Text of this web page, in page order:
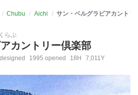
Chubu Aichi サン・ベルグラビアカントリ
らぶ
カントリー倶楽部
1995 opened 18H 7,011Y